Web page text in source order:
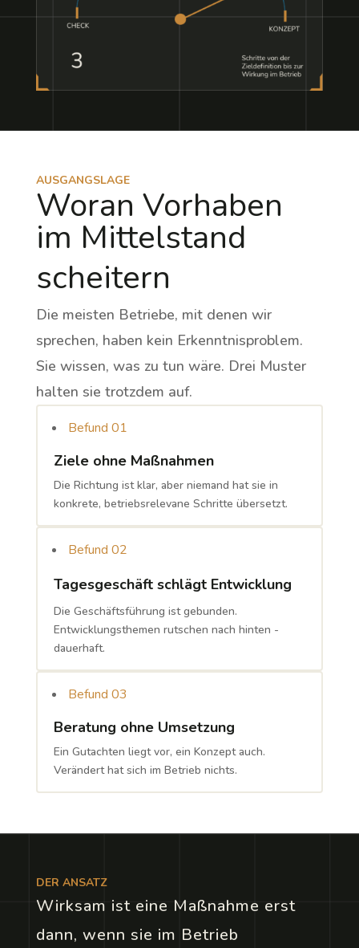
AUSGANGSLAGE
Woran Vorhaben
im Mittelstand
scheitern
Die meisten Betriebe, mit denen wir
sprechen, haben kein Erkenntnisproblem.
Sie wissen, was zu tun wäre. Drei Muster
halten sie trotzdem auf.
Befund 01
Ziele ohne Maßnahmen
Die Richtung ist klar, aber niemand hat sie in
konkrete, betriebsrelevane Schritte übersetzt.
Befund 02
Tagesgeschäft schlägt Entwicklung
Die Geschäftsführung ist gebunden.
Entwicklungsthemen rutschen nach hinten -
dauerhaft.
Befund 03
Beratung ohne Umsetzung
Ein Gutachten liegt vor, ein Konzept auch.
Verändert hat sich im Betrieb nichts.
DER ANSATZ
Wirksam ist eine Maßnahme erst
dann, wenn sie im Betrieb